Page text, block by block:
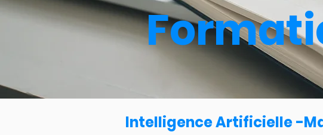
Intelligence Artificielle -